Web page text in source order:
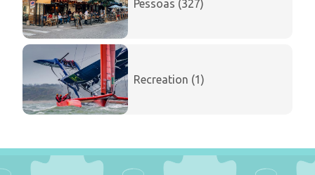
Pessoas (327)
Recreation (1)